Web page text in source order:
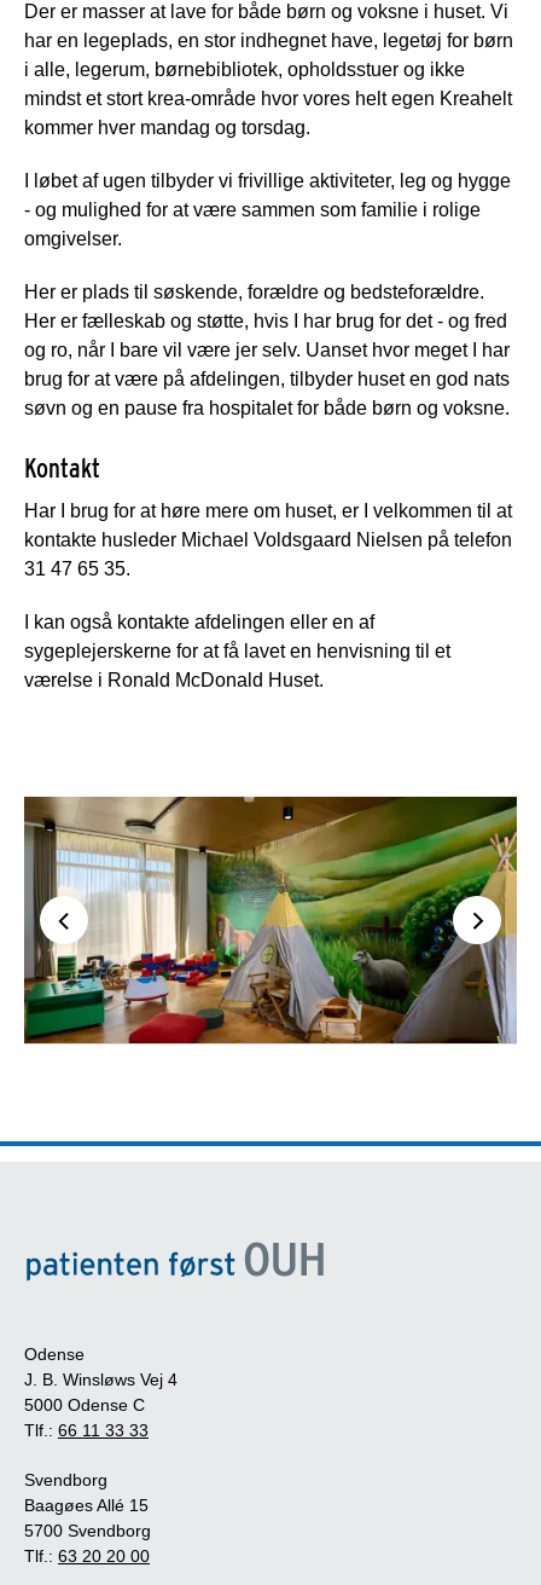
Der er masser at lave for både børn og voksne i huset. Vi
har en legeplads, en stor indhegnet have, legetøj for børn
i alle, legerum, børnebibliotek, opholdsstuer og ikke
mindst et stort krea-område hvor vores helt egen Kreahelt
kommer hver mandag og torsdag.
I løbet af ugen tilbyder vi frivillige aktiviteter, leg og hygge
- og mulighed for at være sammen som familie i rolige
omgivelser.
Her er plads til søskende, forældre og bedsteforældre.
Her er fælleskab og støtte, hvis I har brug for det - og fred
og ro, når I bare vil være jer selv. Uanset hvor meget I har
brug for at være på afdelingen, tilbyder huset en god nats
søvn og en pause fra hospitalet for både børn og voksne.
Kontakt
Har I brug for at høre mere om huset, er I velkommen til at
kontakte husleder Michael Voldsgaard Nielsen på telefon
31 47 65 35.
I kan også kontakte afdelingen eller en af
sygeplejerskerne for at få lavet en henvisning til et
værelse i Ronald McDonald Huset.
Odense
J. B. Winsløws Vej 4
5000 Odense C
Tlf.: 66 11 33 33
Svendborg
Baagøes Allé 15
5700 Svendborg
Tlf.: 63 20 20 00